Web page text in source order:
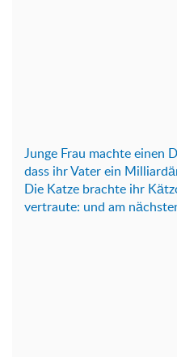
Junge Frau machte einen
dass ihr Vater ein
Die Katze brachte ihr
vertraute: und am